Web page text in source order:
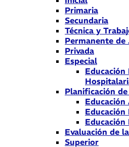
Primaria
Secundaria
Técnica y
Permanente de
Privada
Especial
Planificación
Educación
Educación
Evaluación de
Superior